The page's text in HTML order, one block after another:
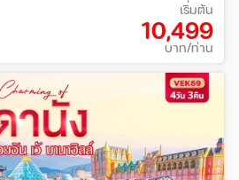
เริ่มต้น
10,499
บาท/ท่าน